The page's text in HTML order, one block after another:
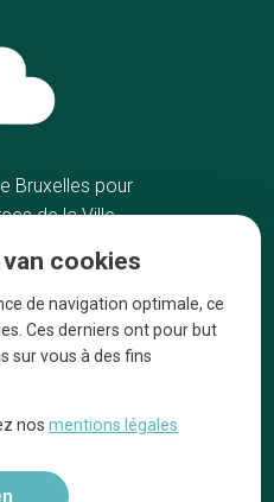
Bruxelles pour
de la Ville
De ambachtslieden
Over ons
Ze praten over ons!
kennisgevingen
cookies
de navigation optimale, ce
Ces derniers ont pour but
sur vous à des fins
nosmentions légales